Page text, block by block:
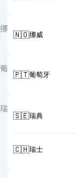
挪
🇳🇴挪威
葡
🇵🇹葡萄牙
瑞
🇸🇪瑞典
🇨🇭瑞士